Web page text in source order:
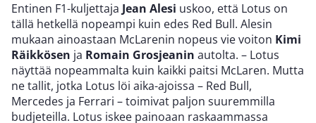
Entinen F1-kuljettaja Jean Alesi uskoo, että Lotus on
tällä hetkellä nopeampi kuin edes Red Bull. Alesin
mukaan ainoastaan McLarenin nopeus vie voiton Kimi
Räikkösen ja Romain Grosjeanin autolta. – Lotus
näyttää nopeammalta kuin kaikki paitsi McLaren. Mutta
ne tallit, jotka Lotus löi aika-ajoissa – Red Bull,
Mercedes ja Ferrari – toimivat paljon suuremmilla
budjeteilla. Lotus iskee painoaan raskaammassa